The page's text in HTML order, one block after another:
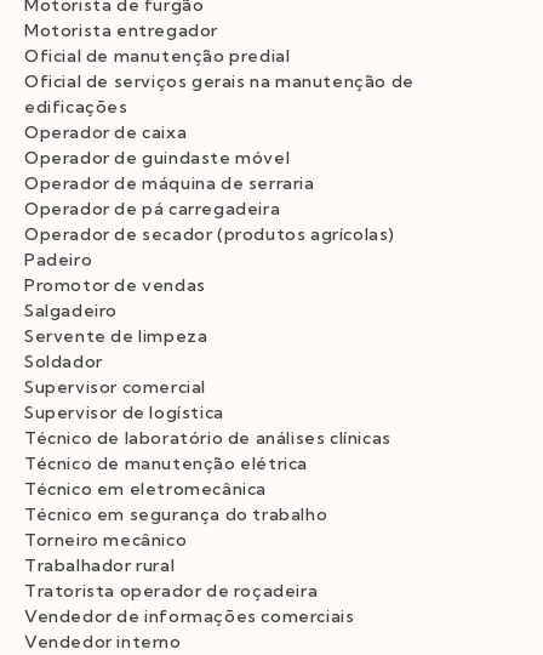
Motorista de furgão
Motorista entregador
Oficial de manutenção predial
Oficial de serviços gerais na manutenção de
edificações
Operador de caixa
Operador de guindaste móvel
Operador de máquina de serraria
Operador de pá carregadeira
Operador de secador (produtos agrícolas)
Padeiro
Promotor de vendas
Salgadeiro
Servente de limpeza
Soldador
Supervisor comercial
Supervisor de logística
Técnico de laboratório de análises clínicas
Técnico de manutenção elétrica
Técnico em eletromecânica
Técnico em segurança do trabalho
Torneiro mecânico
Trabalhador rural
Tratorista operador de roçadeira
Vendedor de informações comerciais
Vendedor interno